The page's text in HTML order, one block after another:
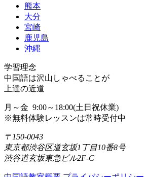
熊本
大分
宮崎
鹿児島
沖縄
学習理念
中国語は沢山しゃべることが
上達の近道
月～金 9:00～18:00(土日祝休業)
※無料体験レッスンは常時受付中
〒150-0043
東京都渋谷区道玄坂1丁目10番8号
渋谷道玄坂東急ビル2F-C